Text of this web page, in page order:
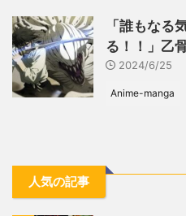
「誰もなる
る！！」乙
2024/6/25
Anime-manga
人気の記事